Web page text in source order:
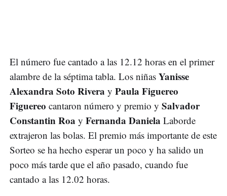
El número fue cantado a las 12.12 horas en el primer
alambre de la séptima tabla. Los niñas Yanisse
Alexandra Soto Rivera y Paula Figuereo
Figuereo cantaron número y premio y Salvador
Constantin Roa y Fernanda Daniela Laborde
extrajeron las bolas. El premio más importante de este
Sorteo se ha hecho esperar un poco y ha salido un
poco más tarde que el año pasado, cuando fue
cantado a las 12.02 horas.